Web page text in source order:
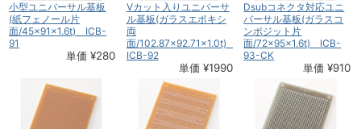
小型ユニバーサル基板
(紙フェノール片
面/45×91×1.6t) ICB-
91
単価 ¥280
Vカット入りユニバーサ
ル基板(ガラスエポキシ
両
面/102.87×92.71×1.0t)
ICB-92
単価 ¥1990
Dsubコネクタ対応ユニ
バーサル基板(ガラスコ
ンポジット片
面/72×95×1.6t) ICB-
93-CK
単価 ¥910